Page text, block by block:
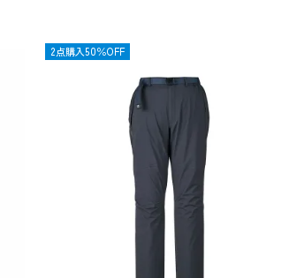
OUTLET
2点購入50％OFF